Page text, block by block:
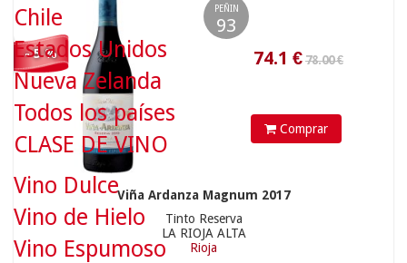
- 5 %
PEÑIN
93
Comprar
Viña Ardanza Magnum 2017
Tinto Reserva
LA RIOJA ALTA
Rioja
370.5€
Chile
Estados Unidos
Nueva Zelanda
Todos los países
CLASE DE VINO
Vino Dulce
Vino de Hielo
Vino Espumoso